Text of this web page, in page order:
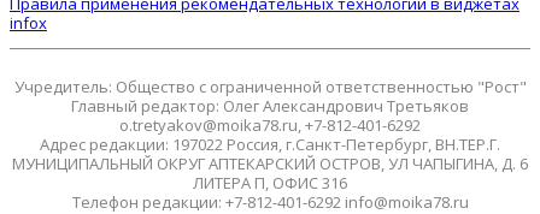
infox
Учредитель: Общество с ограниченной ответственностью "Рост"
Главный редактор: Олег Александрович Третьяков
o.tretyakov@moika78.ru, +7-812-401-6292
Адрес редакции: 197022 Россия, г.Санкт-Петербург, ВН.ТЕР.Г.
МУНИЦИПАЛЬНЫЙ ОКРУГ АПТЕКАРСКИЙ ОСТРОВ, УЛ ЧАПЫГИНА, Д. 6
ЛИТЕРА П, ОФИС 316
Телефон редакции: +7-812-401-6292 info@moika78.ru